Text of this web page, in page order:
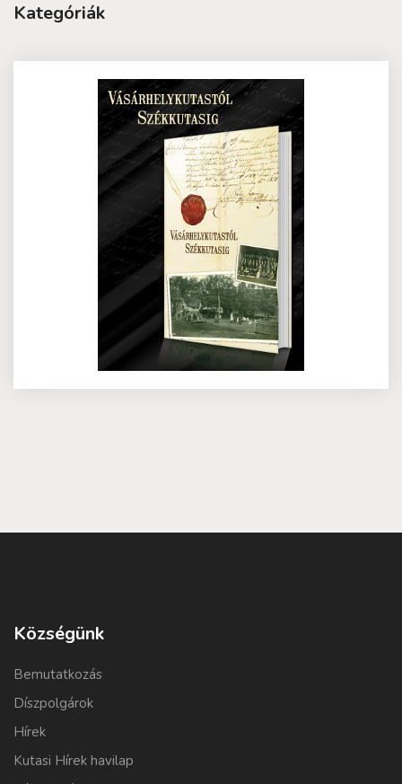
Kategóriák
Községünk
Bemutatkozás
Díszpolgárok
Hírek
Kutasi Hírek havilap